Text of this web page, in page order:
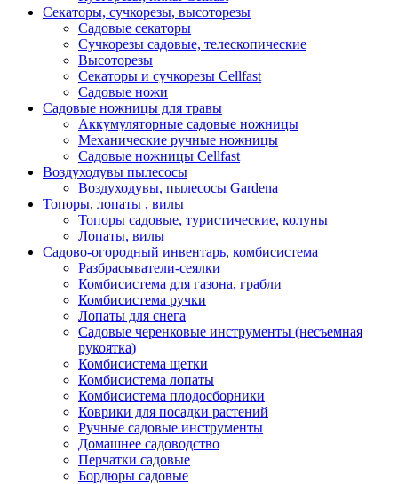
Секаторы, сучкорезы, высоторезы
Садовые секаторы
Сучкорезы садовые, телескопические
Высоторезы
Секаторы и сучкорезы Cellfast
Садовые ножи
Садовые ножницы для травы
Аккумуляторные садовые ножницы
Механические ручные ножницы
Садовые ножницы Cellfast
Воздуходувы пылесосы
Воздуходувы, пылесосы Gardena
Топоры, лопаты , вилы
Топоры садовые, туристические, колуны
Лопаты, вилы
Садово-огородный инвентарь, комбисистема
Разбрасыватели-сеялки
Комбисистема для газона, грабли
Комбисистема ручки
Лопаты для снега
Садовые черенковые инструменты (несъемная
рукоятка)
Комбисистема щетки
Комбисистема лопаты
Комбисистема плодосборники
Коврики для посадки растений
Ручные садовые инструменты
Домашнее садоводство
Перчатки садовые
Бордюры садовые